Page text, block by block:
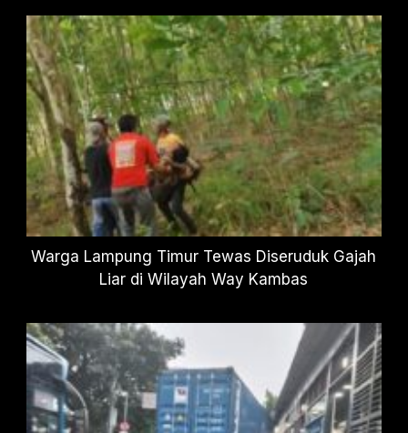
Warga Lampung Timur Tewas Diseruduk Gajah
Liar di Wilayah Way Kambas